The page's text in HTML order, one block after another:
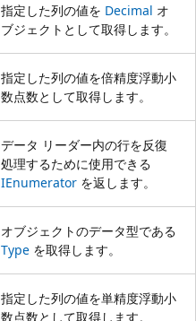
指定した列の値を Decimal オ
ブジェクトとして取得します。
指定した列の値を倍精度浮動小
数点数として取得します。
データ リーダー内の行を反復
処理するために使用できる
IEnumerator を返します。
オブジェクトのデータ型である
Type を取得します。
指定した列の値を単精度浮動小
数点数として取得します。